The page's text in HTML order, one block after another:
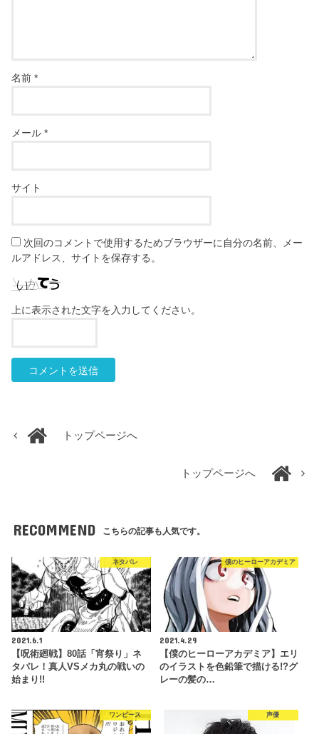
名前*
メール*
サイト
次回のコメントで使用するためブラウザーに自分の名前、メー
ルアドレス、サイトを保存する。
上に表示された文字を入力してください。
トップページへ
トップページへ
RECOMMEND こちらの記事も人気です。
ネタバレ
2021.6.1
【呪術廻戦】80話「宵祭り」ネ
タバレ！真人VSメカ丸の戦いの
始まり!!
僕のヒーローアカデミア
2021.4.29
【僕のヒーローアカデミア】エリ
のイラストを色鉛筆で描ける!?グ
レーの髪の…
ワンピース 声優